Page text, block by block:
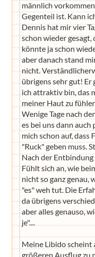
männlich
Gegenteil ist. Kann
Dennis hat mir vier
schon wieder gesagt,
könnte ja schon
aber danach stand
nicht.
übrigens sehr gut! Er
ich attraktiv bin, das
meiner Haut zu
Wenige Tage nach
es bei uns dann
mich schon auf, dass
"Ruck" geben muss.
Nach der
Fühlt sich an, wie
nicht so ganz genau,
"es" weh tut. Die
da übrigens
aber alles genauso,
je"....
Meine Libido scheint
größeren Ausflug zu